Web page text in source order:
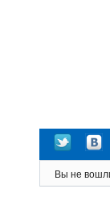
Вы не